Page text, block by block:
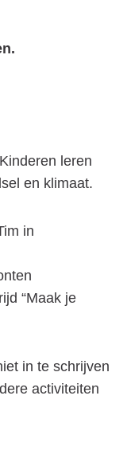
leren
en klimaat.
in
“Maak je
in te schrijven
activiteiten